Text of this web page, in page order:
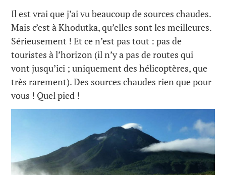
Il est vrai que j’ai vu beaucoup de sources chaudes.
Mais c’est à Khodutka, qu’elles sont les meilleures.
Sérieusement ! Et ce n’est pas tout : pas de
touristes à l’horizon (il n’y a pas de routes qui
vont jusqu’ici ; uniquement des hélicoptères, que
très rarement). Des sources chaudes rien que pour
vous ! Quel pied !